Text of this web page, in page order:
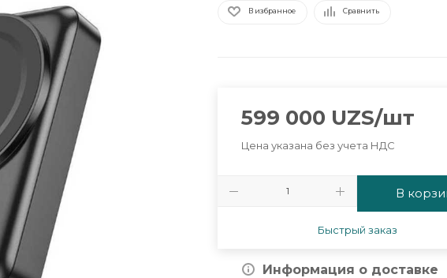
В избранное Сравнить
599 000 UZS/шт
Цена указана без учета НДС
В
Быстрый заказ
Информация о доставке